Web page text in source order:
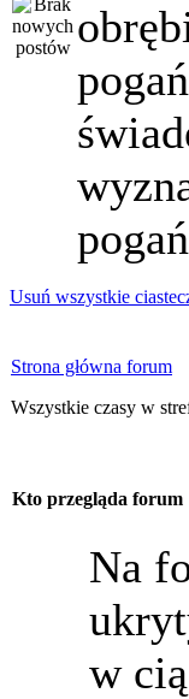
Usuń wszystkie
Strona główna forum
Wszystkie czasy w
Kto przegląda forum
Na
w